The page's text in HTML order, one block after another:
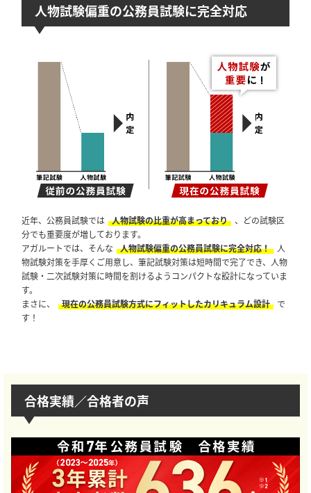
人物試験偏重の公務員試験に完全対応
近年、公務員試験では 人物試験の比重が高まっており 、どの試験区
分でも重要度が増しております。
アガルートでは、そんな
人物試験偏重の公務員試験に完全対応！
人
物試験対策を手厚くご用意し、筆記試験対策は短時間で完了でき、人物
試験・二次試験対策に時間を割けるようコンパクトな設計になっていま
す。
まさに、
現在の公務員試験方式にフィットしたカリキュラム設計
で
す！
合格実績／合格者の声